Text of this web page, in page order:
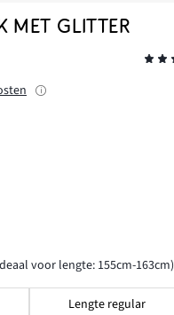
MET GLITTER
voor lengte: 155cm-163cm)
Lengte regular